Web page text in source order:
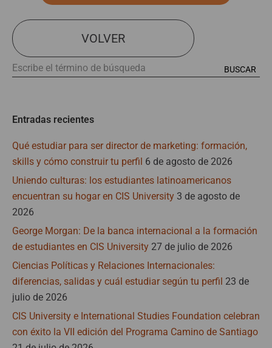
VOLVER
Entradas recientes
Qué estudiar para ser director de marketing: formación,
skills y cómo construir tu perfil 6 de agosto de 2026
Uniendo culturas: los estudiantes latinoamericanos
encuentran su hogar en CIS University 3 de agosto de
2026
George Morgan: De la banca internacional a la formación
de estudiantes en CIS University 27 de julio de 2026
Ciencias Políticas y Relaciones Internacionales:
diferencias, salidas y cuál estudiar según tu perfil 23 de
julio de 2026
CIS University e International Studies Foundation celebran
con éxito la VII edición del Programa Camino de Santiago